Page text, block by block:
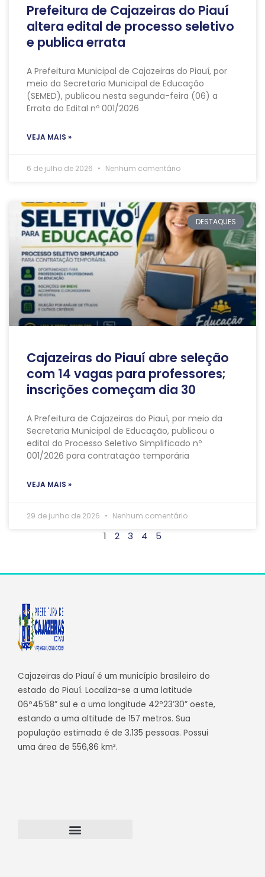
Prefeitura de Cajazeiras do Piauí
altera edital de processo seletivo
e publica errata
A Prefeitura Municipal de Cajazeiras do Piauí, por
meio da Secretaria Municipal de Educação
(SEMED), publicou nesta segunda-feira (06) a
Errata do Edital nº 001/2026
VEJA MAIS »
6 de julho de 2026 Nenhum comentário
DESTAQUES
Cajazeiras do Piauí abre seleção
com 14 vagas para professores;
inscrições começam dia 30
A Prefeitura de Cajazeiras do Piauí, por meio da
Secretaria Municipal de Educação, publicou o
edital do Processo Seletivo Simplificado nº
001/2026 para contratação temporária
VEJA MAIS »
29 de junho de 2026 Nenhum comentário
1 2 3 4 5
Cajazeiras do Piauí é um município brasileiro do
estado do Piauí. Localiza-se a uma latitude
06º45’58” sul e a uma longitude 42º23’30” oeste,
estando a uma altitude de 157 metros. Sua
população estimada é de 3.135 pessoas. Possui
uma área de 556,86 km².